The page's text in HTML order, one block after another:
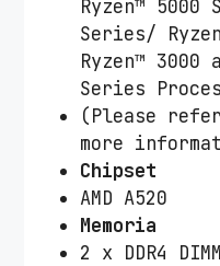
Ryzen™ 5000
Series/
Ryzen™ 3000
Series
(Please
more
Chipset
AMD A520
Memoria
2 x DDR4